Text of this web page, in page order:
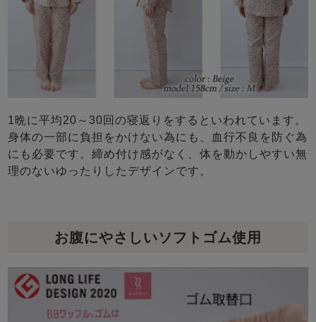
1晩に平均20～30回の寝返りをするといわれています。
身体の一部に負担をかけない為にも、血行不良を防ぐ為
にも必要です。締め付け感がなく、体を動かしやすい無
理のないゆったりしたデザインです。
お腹にやさしいソフトゴム使用